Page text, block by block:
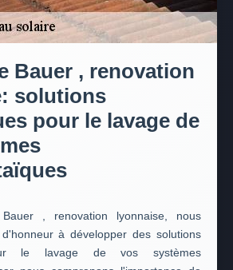
Bauer , renovation
solutions
pour le lavage de
, renovation lyonnaise, nous
à développer des solutions
le lavage de vos systèmes